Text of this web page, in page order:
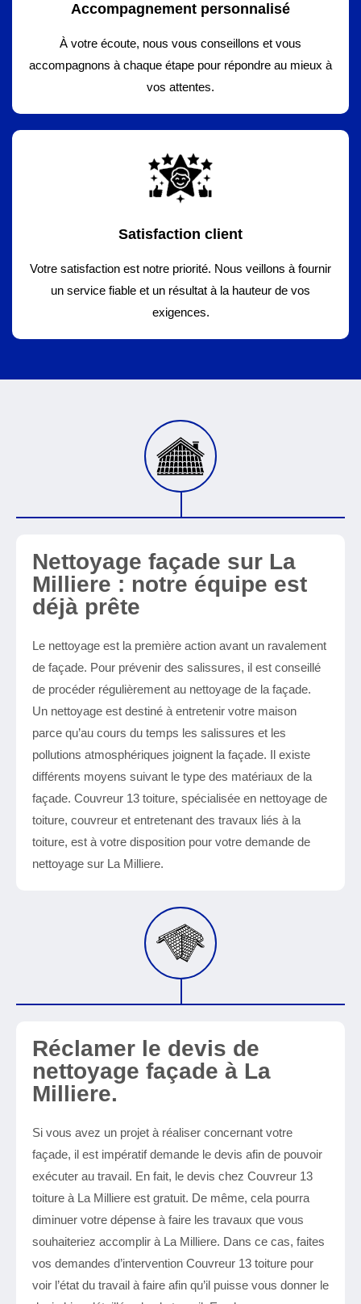
Accompagnement personnalisé
À votre écoute, nous vous conseillons et vous
accompagnons à chaque étape pour répondre au mieux à
vos attentes.
Satisfaction client
Votre satisfaction est notre priorité. Nous veillons à fournir
un service fiable et un résultat à la hauteur de vos
exigences.
Nettoyage façade sur La
Milliere : notre équipe est
déjà prête
Le nettoyage est la première action avant un ravalement
de façade. Pour prévenir des salissures, il est conseillé
de procéder régulièrement au nettoyage de la façade.
Un nettoyage est destiné à entretenir votre maison
parce qu’au cours du temps les salissures et les
pollutions atmosphériques joignent la façade. Il existe
différents moyens suivant le type des matériaux de la
façade. Couvreur 13 toiture, spécialisée en nettoyage de
toiture, couvreur et entretenant des travaux liés à la
toiture, est à votre disposition pour votre demande de
nettoyage sur La Milliere.
Réclamer le devis de
nettoyage façade à La
Milliere.
Si vous avez un projet à réaliser concernant votre
façade, il est impératif demande le devis afin de pouvoir
exécuter au travail. En fait, le devis chez Couvreur 13
toiture à La Milliere est gratuit. De même, cela pourra
diminuer votre dépense à faire les travaux que vous
souhaiteriez accomplir à La Milliere. Dans ce cas, faites
vos demandes d’intervention Couvreur 13 toiture pour
voir l’état du travail à faire afin qu’il puisse vous donner le